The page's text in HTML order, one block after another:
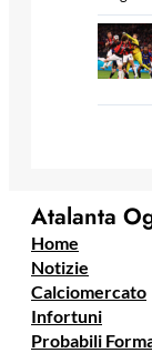
Atalanta
Home
Notizie
Calciomercato
Infortuni
Probabili